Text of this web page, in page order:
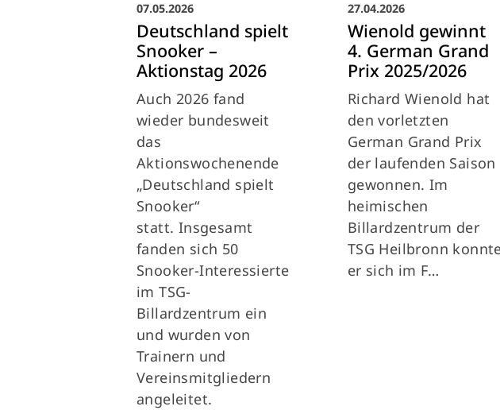
07.05.2026
Deutschland spielt
Snooker –
Aktionstag 2026
Auch 2026 fand
wieder bundesweit
das
Aktionswochenende
„Deutschland spielt
Snooker“
statt. Insgesamt
fanden sich 50
Snooker-Interessierte
im TSG-
Billardzentrum ein
und wurden von
Trainern und
Vereinsmitgliedern
angeleitet.
27.04.2026
Wienold gewinnt
4. German Grand
Prix 2025/2026
Richard Wienold hat
den vorletzten
German Grand Prix
der laufenden Saison
gewonnen. Im
heimischen
Billardzentrum der
TSG Heilbronn
er sich im F…